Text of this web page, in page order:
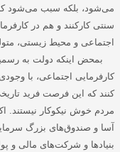
می‌شود، بلکه سبب می‌شود که
سنتی کارکنند و هم در
اجتماعی و محیط زیستی،
بمحض اینکه دولت به
کارفرمایی اجتماعی، با
کنند که این فرصت فرید
مردم خوش نیکوکار نیستند.
آسا و صندوق‌های بزرگ
بنیادها و شرکت‌های مالی و